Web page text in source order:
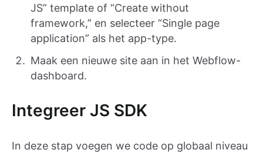
JS” template of “Create without
framework,” en selecteer “Single page
application” als het app-type.
Maak een nieuwe site aan in het Webflow-
dashboard.
Integreer JS SDK
In deze stap voegen we code op globaal niveau